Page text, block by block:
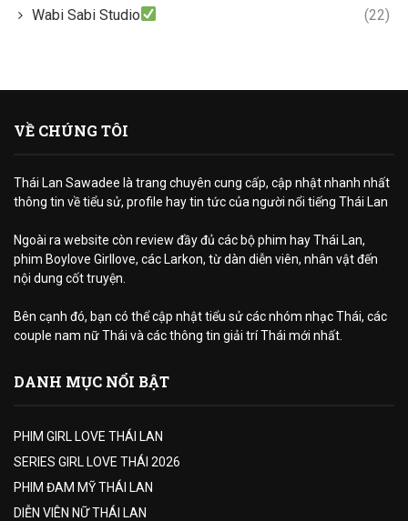
Wabi Sabi Studio (22)
VỀ CHÚNG TÔI
Thái Lan Sawadee là trang chuyên cung cấp, cập nhật nhanh nhất
thông tin về tiểu sử, profile hay tin tức của người nổi tiếng Thái Lan
Ngoài ra website còn review đầy đủ các bộ phim hay Thái Lan,
phim Boylove Girllove, các Larkon, từ dàn diễn viên, nhân vật đến
nội dung cốt truyện.
Bên cạnh đó, bạn có thể cập nhật tiểu sử các nhóm nhạc Thái, các
couple nam nữ Thái và các thông tin giải trí Thái mới nhất.
DANH MỤC NỔI BẬT
PHIM GIRL LOVE THÁI LAN
SERIES GIRL LOVE THÁI 2026
PHIM ĐAM MỸ THÁI LAN
DIỄN VIÊN NỮ THÁI LAN